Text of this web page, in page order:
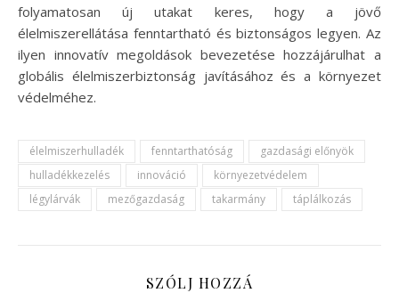
folyamatosan új utakat keres, hogy a jövő
élelmiszerellátása fenntartható és biztonságos legyen. Az
ilyen innovatív megoldások bevezetése hozzájárulhat a
globális élelmiszerbiztonság javításához és a környezet
védelméhez.
élelmiszerhulladék fenntarthatóság
gazdasági előnyök
hulladékkezelés
innováció
környezetvédelem
légylárvák
mezőgazdaság takarmány táplálkozás
SZÓLJ HOZZÁ